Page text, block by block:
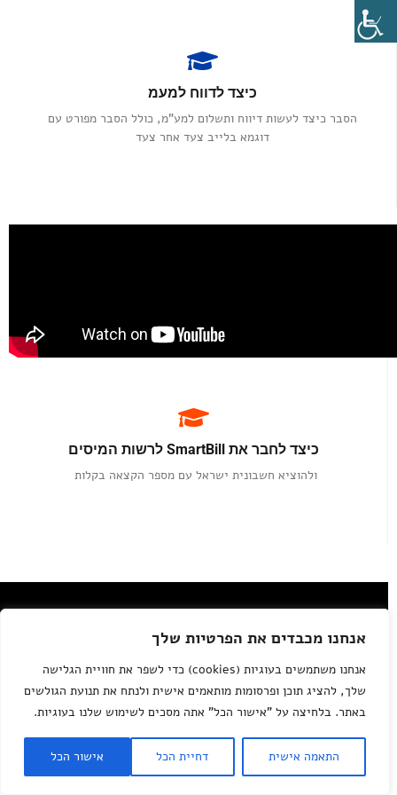
אנחנו מכבדים את הפרטיות שלך
אנחנו משתמשים בעוגיות (cookies) כדי לשפר את חוויית הגלישה
שלך, להציג תוכן ופרסומות מותאמים אישית ולנתח את תנועת הגולשים
באתר. בלחיצה על "אישור הכל" אתה מסכים לשימוש שלנו בעוגיות.
התאמה אישית דחיית הכל אישור הכל
כיצד לדווח למעמ​
הסבר כיצד לעשות דיווח ותשלום למע"מ, כולל הסבר מפורט עם
דוגמא בלייב צעד אחר צעד
כיצד לחבר את SmartBill לרשות המיסים
ולהוציא חשבונית ישראל עם מספר הקצאה בקלות ​